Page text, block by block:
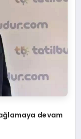
devam